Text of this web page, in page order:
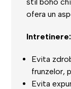
ofera un
Intretinere:
Evita
frunzelor,
Evita